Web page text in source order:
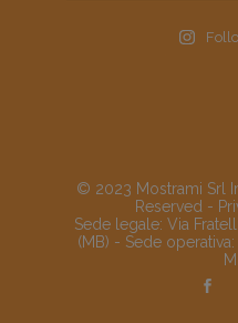
© 2023 Mostrami Srl
Reserved -
Sede legale: Via
(MB) - Sede